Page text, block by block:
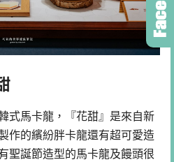
式馬卡龍，『花甜』是來自新
作的繽紛胖卡龍還有超可愛造
聖誕節造型的馬卡龍及饅頭很